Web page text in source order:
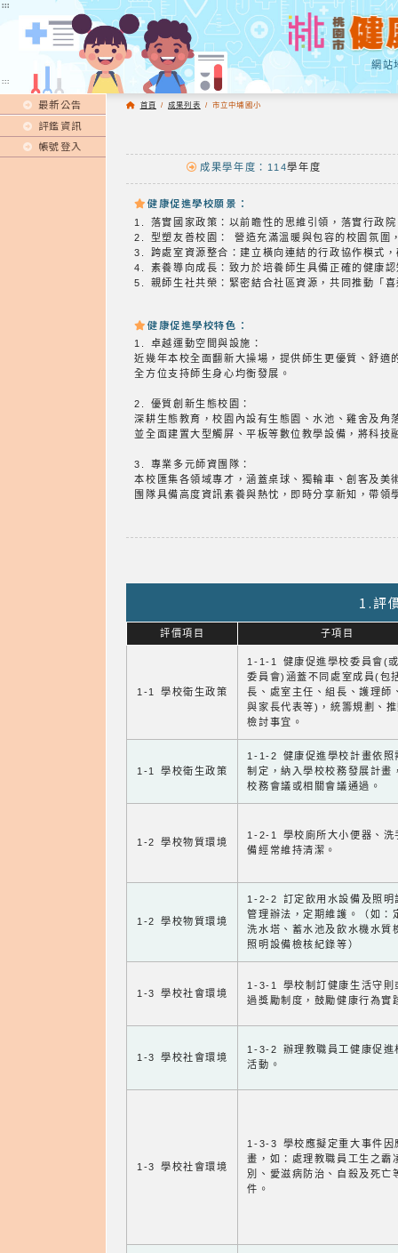
:::
網站
:::
最新公告
評鑑資訊
帳號登入
首頁 / 成果列表 / 市立中埔國小
成果學年度：114學年度
健康促進學校願景：
1. 落實國家政策：以前瞻性的思維引領，落實行
2. 型塑友善校園： 營造充滿溫暖與包容的校園氛
3. 跨處室資源整合：建立橫向連結的行政協作模
4. 素養導向成長：致力於培養師生具備正確的健
5. 親師生社共榮：緊密結合社區資源，共同推動
健康促進學校特色：
1. 卓越運動空間與設施：
近幾年本校全面翻新大操場，提供師生更優質、舒
全方位支持師生身心均衡發展。
2. 優質創新生態校園：
深耕生態教育，校園內設有生態園、水池、雞舍及
並全面建置大型觸屏、平板等數位教學設備，將科技
3. 專業多元師資團隊：
本校匯集各領域專才，涵蓋桌球、獨輪車、創客及
團隊具備高度資訊素養與熱忱，即時分享新知，帶領
1.評
評價項目 子項目
1-1 學校衛生政策
1-1-1 健康促進學校委員會(
委員會)涵蓋不同處室成員(包
長、處室主任、組長、護理師
與家長代表等)，統籌規劃、
檢討事宜。
1-1 學校衛生政策
1-1-2 健康促進學校計畫依照
制定，納入學校校務發展計畫
校務會議或相關會議通過。
1-2 學校物質環境
1-2-1 學校廁所大小便器、洗
備經常維持清潔。
1-2 學校物質環境
1-2-2 訂定飲用水設備及照明
管理辦法，定期維護。（如：
洗水塔、蓄水池及飲水機水質
照明設備檢核紀錄等）
1-3 學校社會環境
1-3-1 學校制訂健康生活守則
過獎勵制度，鼓勵健康行為實
1-3 學校社會環境
1-3-2 辦理教職員工健康促進
活動。
1-3 學校社會環境
1-3-3 學校應擬定重大事件因
畫，如：處理教職員工生之霸
別、愛滋病防治、自殺及死亡
件。
:::